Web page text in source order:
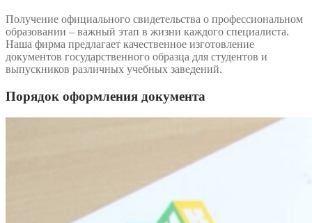
Получение официального свидетельства о профессиональном
образовании – важный этап в жизни каждого специалиста.
Наша фирма предлагает качественное изготовление
документов государственного образца для студентов и
выпускников различных учебных заведений.
Порядок оформления документа